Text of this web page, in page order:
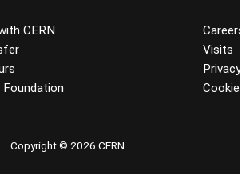
CERN
Foundation
Careers
Visits
Privacy
Cookie
Copyright © 2026 CERN